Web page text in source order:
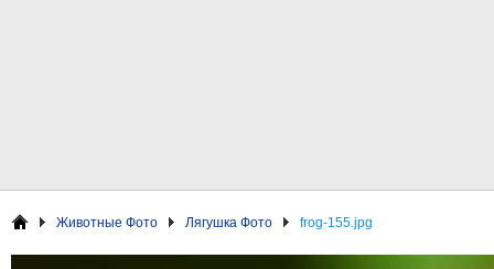
Животные Фото Лягушка Фото frog-155.jpg